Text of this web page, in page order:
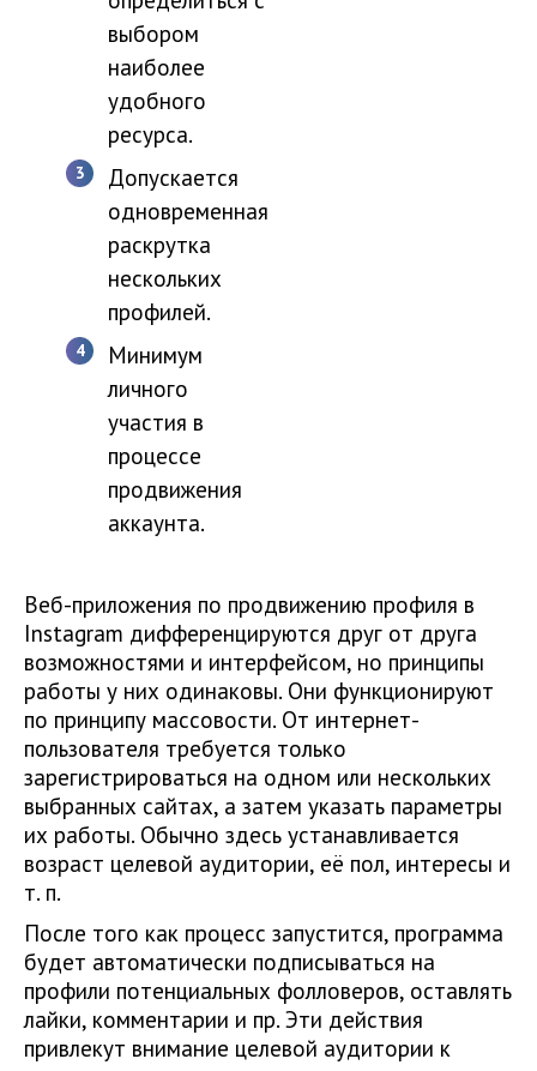
выбором
наиболее
удобного
ресурса.
Допускается
одновременная
раскрутка
нескольких
профилей.
Минимум
личного
участия в
процессе
продвижения
аккаунта.
Веб-приложения по продвижению профиля в
Instagram дифференцируются друг от друга
возможностями и интерфейсом, но принципы
работы у них одинаковы. Они функционируют
по принципу массовости. От интернет-
пользователя требуется только
зарегистрироваться на одном или нескольких
выбранных сайтах, а затем указать параметры
их работы. Обычно здесь устанавливается
возраст целевой аудитории, её пол, интересы и
т. п.
После того как процесс запустится, программа
будет автоматически подписываться на
профили потенциальных фолловеров, оставлять
лайки, комментарии и пр. Эти действия
привлекут внимание целевой аудитории к